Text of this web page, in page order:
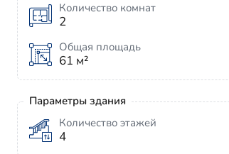
Количество комнат
2
Общая площадь
61 м²
Параметры здания
Количество этажей
4